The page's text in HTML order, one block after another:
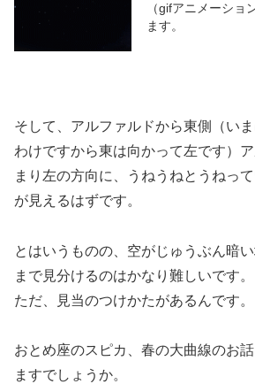
（gifアニメーショ
ます。
そして、アルファルドから東側（い
わけですから東は向かって左です）
まり左の方向に、うねうねとうねっ
が見えるはずです。
とはいうものの、空がじゅうぶん暗
まで見分けるのはかなり難しいです。
ただ、見当のつけかたがあるんです。
おとめ座のスピカ、春の大曲線のお
ますでしょうか。